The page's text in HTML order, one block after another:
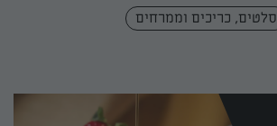
סלטים, כריכים וממרחים